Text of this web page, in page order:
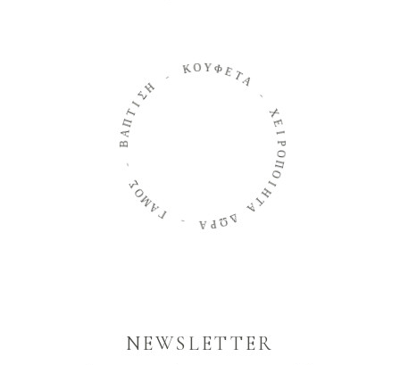
Γ
Α
Μ
Ο
Σ
Β
Α
Π
Τ
Ι
ΣΗ
Κ Ο ΥΦΕΤΑ
Χ
Ε
Ι
Ρ
Ο
Π
Ο
Ι
Η
Τ
Α
Δ
Ω
Ρ
Α
NEWSLETTER